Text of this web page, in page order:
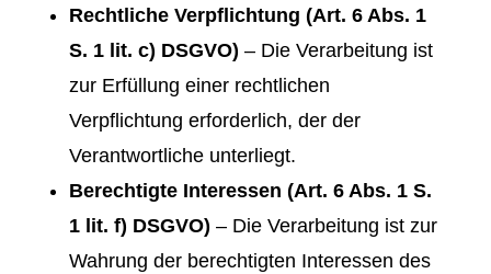
Rechtliche Verpflichtung (Art. 6 Abs. 1
S. 1 lit. c) DSGVO) – Die Verarbeitung ist
zur Erfüllung einer rechtlichen
Verpflichtung erforderlich, der der
Verantwortliche unterliegt.
Berechtigte Interessen (Art. 6 Abs. 1 S.
1 lit. f) DSGVO) – Die Verarbeitung ist zur
Wahrung der berechtigten Interessen des